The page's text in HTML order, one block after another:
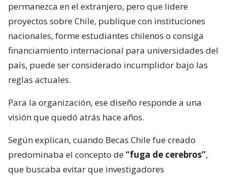
permanezca en el extranjero, pero que lidere
proyectos sobre Chile, publique con instituciones
nacionales, forme estudiantes chilenos o consiga
financiamiento internacional para universidades del
país, puede ser considerado incumplidor bajo las
reglas actuales.
Para la organización, ese diseño responde a una
visión que quedó atrás hace años.
Según explican, cuando Becas Chile fue creado
predominaba el concepto de“fuga de cerebros”,
que buscaba evitar que investigadores